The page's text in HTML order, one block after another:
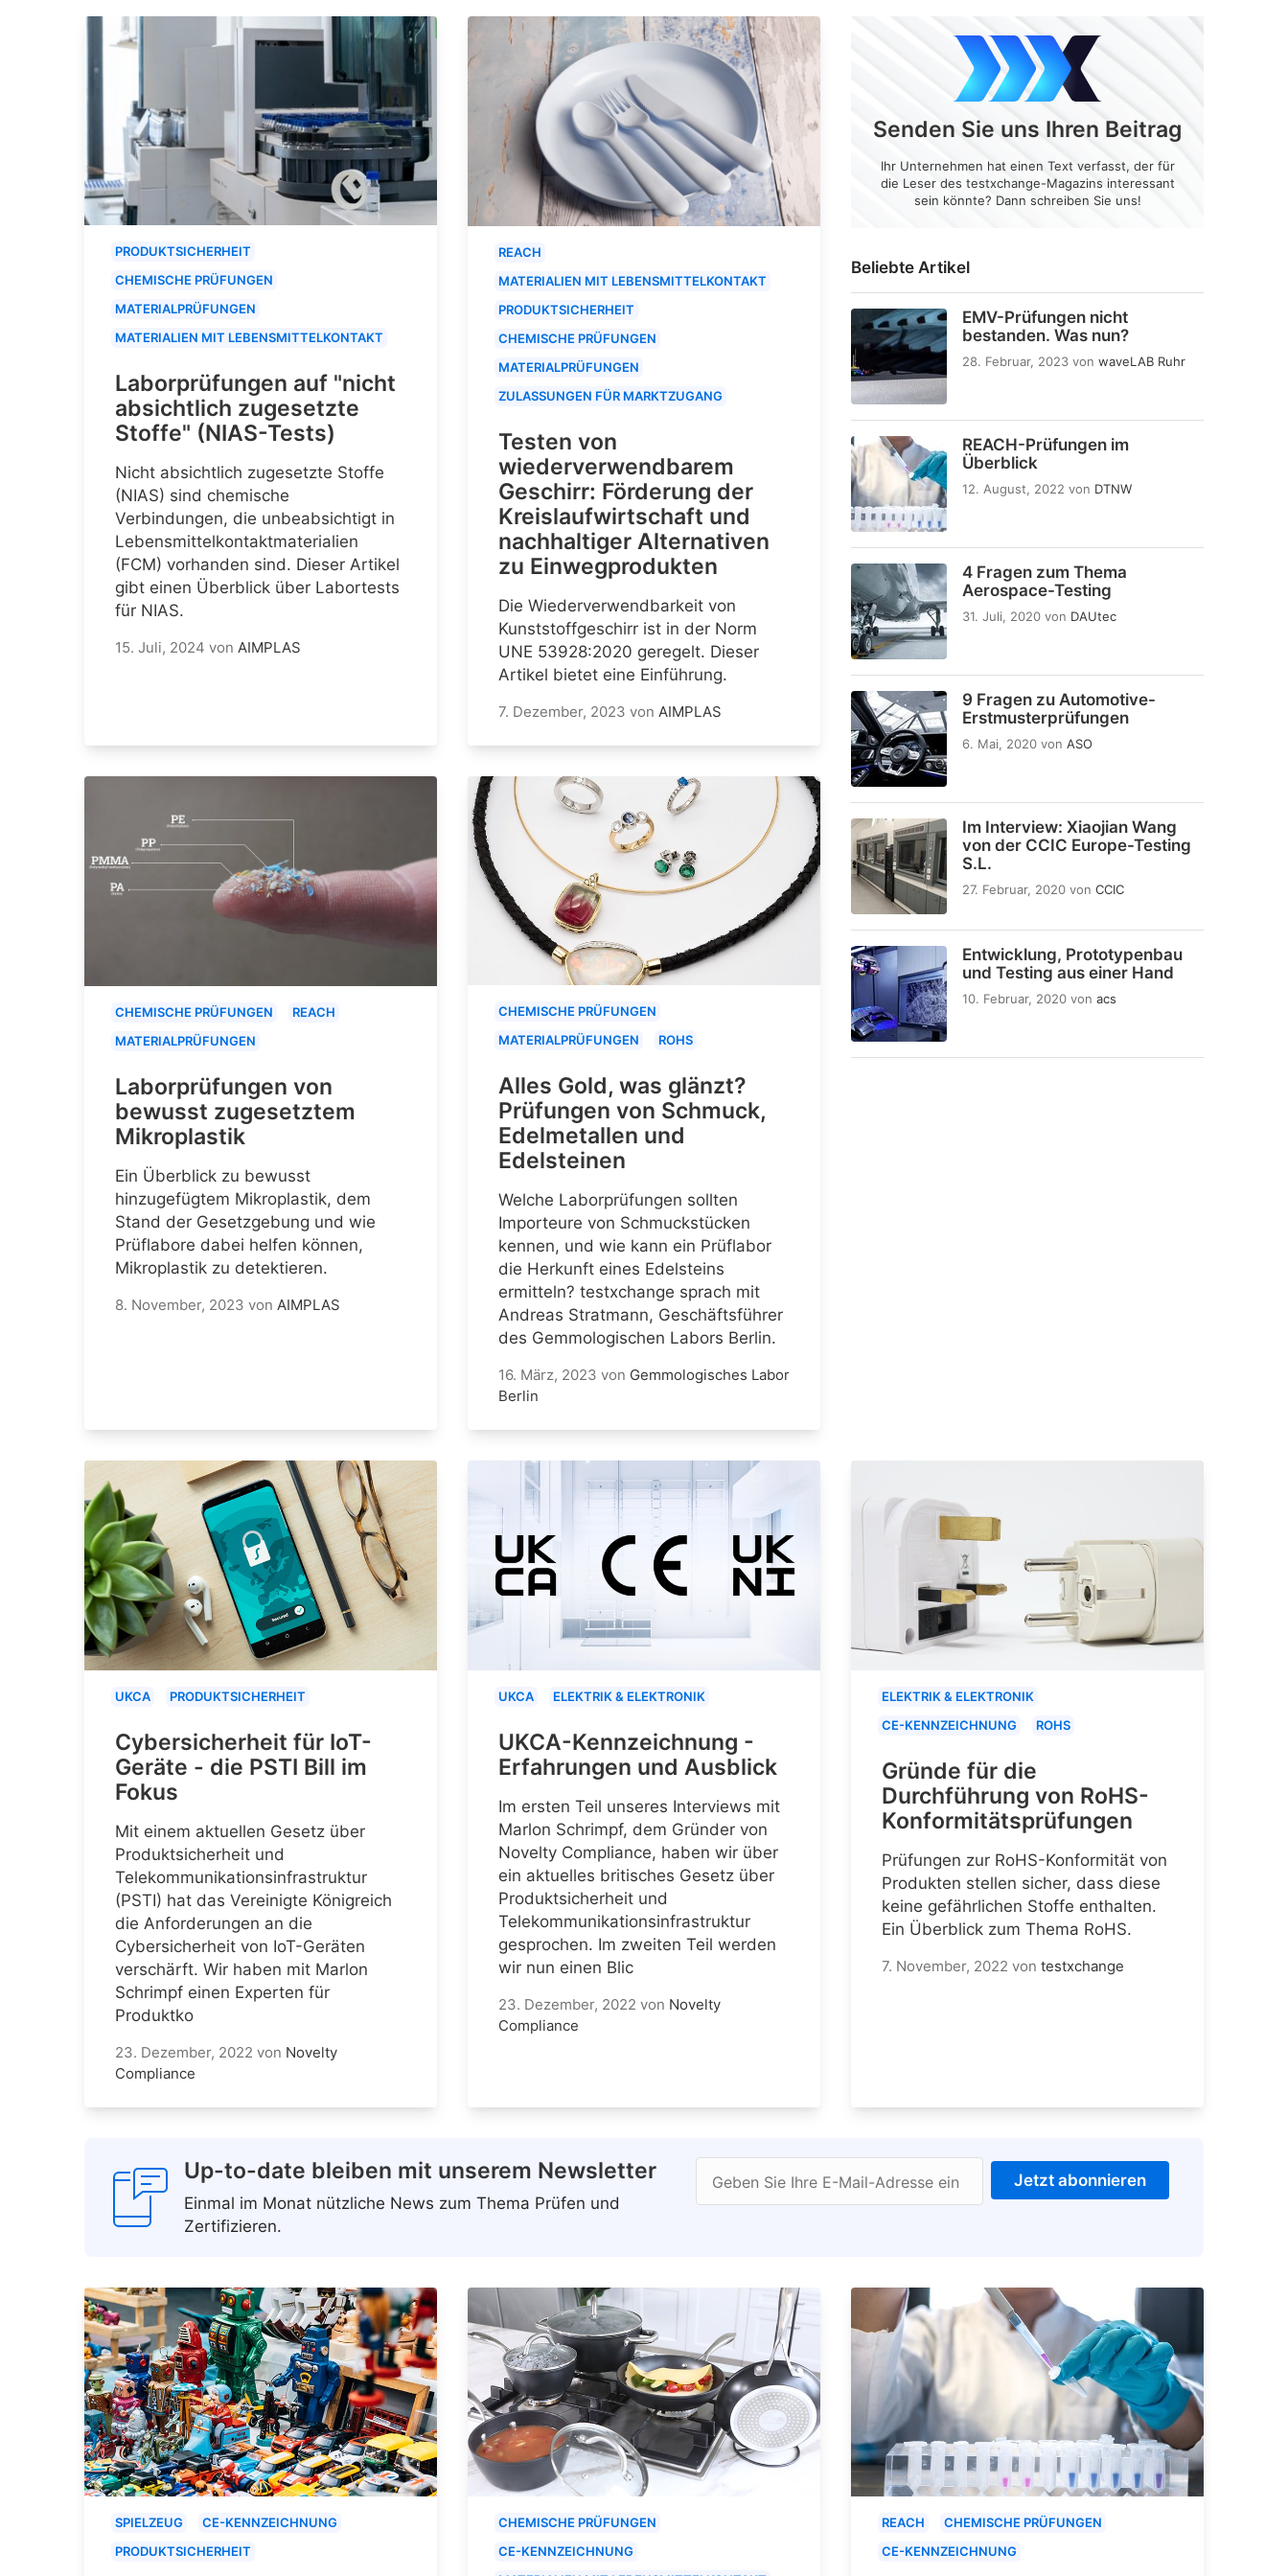
Beliebte Artikel
EMV-Prüfungen nicht
bestanden. Was nun?
28. Februar, 2023 von waveLAB Ruhr
REACH-Prüfungen im
Überblick
12. August, 2022 von DTNW
4 Fragen zum Thema
Aerospace-Testing
31. Juli, 2020 von DAUtec
9 Fragen zu Automotive-
Erstmusterprüfungen
6. Mai, 2020 von ASO
Im Interview: Xiaojian Wang
von der CCIC Europe-Testing
S.L.
27. Februar, 2020 von CCIC
Entwicklung, Prototypenbau
und Testing aus einer Hand
10. Februar, 2020 von acs
Senden Sie uns Ihren Beitrag
Ihr Unternehmen hat einen Text verfasst, der für
die Leser des testxchange-Magazins interessant
sein könnte? Dann schreiben Sie uns!
PRODUKTSICHERHEIT
CHEMISCHE PRÜFUNGEN
MATERIALPRÜFUNGEN
MATERIALIEN MIT LEBENSMITTELKONTAKT
Laborprüfungen auf "nicht
absichtlich zugesetzte
Stoffe" (NIAS-Tests)
Nicht absichtlich zugesetzte Stoffe
(NIAS) sind chemische
Verbindungen, die unbeabsichtigt in
Lebensmittelkontaktmaterialien
(FCM) vorhanden sind. Dieser Artikel
gibt einen Überblick über Labortests
für NIAS.
15. Juli, 2024 von AIMPLAS
REACH
MATERIALIEN MIT LEBENSMITTELKONTAKT
PRODUKTSICHERHEIT
CHEMISCHE PRÜFUNGEN
MATERIALPRÜFUNGEN
ZULASSUNGEN FÜR MARKTZUGANG
Testen von
wiederverwendbarem
Geschirr: Förderung der
Kreislaufwirtschaft und
nachhaltiger Alternativen
zu Einwegprodukten
Die Wiederverwendbarkeit von
Kunststoffgeschirr ist in der Norm
UNE 53928:2020 geregelt. Dieser
Artikel bietet eine Einführung.
7. Dezember, 2023 von AIMPLAS
CHEMISCHE PRÜFUNGEN
REACH
MATERIALPRÜFUNGEN
Laborprüfungen von
bewusst zugesetztem
Mikroplastik
Ein Überblick zu bewusst
hinzugefügtem Mikroplastik, dem
Stand der Gesetzgebung und wie
Prüflabore dabei helfen können,
Mikroplastik zu detektieren.
8. November, 2023 von AIMPLAS
CHEMISCHE PRÜFUNGEN
MATERIALPRÜFUNGEN
ROHS
Alles Gold, was glänzt?
Prüfungen von Schmuck,
Edelmetallen und
Edelsteinen
Welche Laborprüfungen sollten
Importeure von Schmuckstücken
kennen, und wie kann ein Prüflabor
die Herkunft eines Edelsteins
ermitteln? testxchange sprach mit
Andreas Stratmann, Geschäftsführer
des Gemmologischen Labors Berlin.
16. März, 2023 von Gemmologisches Labor
Berlin
UKCA PRODUKTSICHERHEIT
Cybersicherheit für IoT-
Geräte - die PSTI Bill im
Fokus
Mit einem aktuellen Gesetz über
Produktsicherheit und
Telekommunikationsinfrastruktur
(PSTI) hat das Vereinigte Königreich
die Anforderungen an die
Cybersicherheit von IoT-Geräten
verschärft. Wir haben mit Marlon
Schrimpf einen Experten für
Produktko
23. Dezember, 2022 von Novelty
Compliance
UKCA ELEKTRIK & ELEKTRONIK
UKCA-Kennzeichnung -
Erfahrungen und Ausblick
Im ersten Teil unseres Interviews mit
Marlon Schrimpf, dem Gründer von
Novelty Compliance, haben wir über
ein aktuelles britisches Gesetz über
Produktsicherheit und
Telekommunikationsinfrastruktur
gesprochen. Im zweiten Teil werden
wir nun einen Blic
23. Dezember, 2022 von Novelty
Compliance
ELEKTRIK & ELEKTRONIK
CE-KENNZEICHNUNG
ROHS
Gründe für die
Durchführung von RoHS-
Konformitätsprüfungen
Prüfungen zur RoHS-Konformität von
Produkten stellen sicher, dass diese
keine gefährlichen Stoffe enthalten.
Ein Überblick zum Thema RoHS.
7. November, 2022 von testxchange
Up-to-date bleiben mit unserem Newsletter
Einmal im Monat nützliche News zum Thema Prüfen und
Zertifizieren.
Geben Sie Ihre E-Mail-Adresse ein Jetzt abonnieren
SPIELZEUG
CE-KENNZEICHNUNG
PRODUKTSICHERHEIT
CHEMISCHE PRÜFUNGEN
CE-KENNZEICHNUNG
REACH
CHEMISCHE PRÜFUNGEN
CE-KENNZEICHNUNG